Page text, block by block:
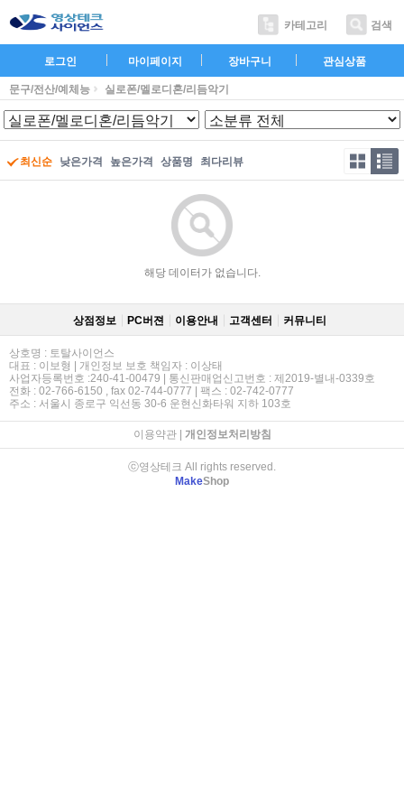
카테고리 검색
로그인 마이페이지 장바구니 관심상품
문구/전산/예체능 실로폰/멜로디혼/리듬악기
최신순 낮은가격 높은가격 상품명 최다리뷰
해당 데이터가 없습니다.
상점정보 PC버젼 이용안내 고객센터 커뮤니티
상호명 : 토탈사이언스
대표 : 이보형 | 개인정보 보호 책임자 : 이상태
사업자등록번호 :240-41-00479 | 통신판매업신고번호 : 제2019-별내-0339호
전화 : 02-766-6150 , fax 02-744-0777 | 팩스 : 02-742-0777
주소 : 서울시 종로구 익선동 30-6 운현신화타워 지하 103호
이용약관| 개인정보처리방침
ⓒ영상테크 All rights reserved.
MakeShop